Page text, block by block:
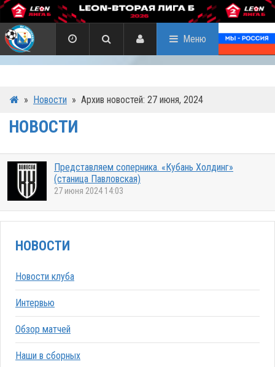
Меню
» Новости » Архив новостей: 27 июня, 2024
НОВОСТИ
Представляем соперника. «Кубань Холдинг»
(станица Павловская)
27 июня 2024 14:03
НОВОСТИ
Новости клуба
Интервью
Обзор матчей
Наши в сборных